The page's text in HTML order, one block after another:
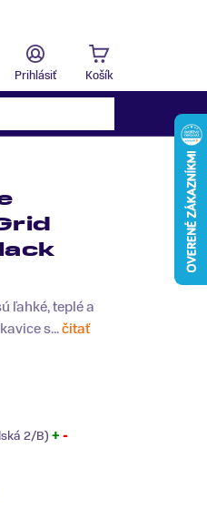
Prihlásiť Košík
ľahké, teplé a
s...čitať
2/B) + -